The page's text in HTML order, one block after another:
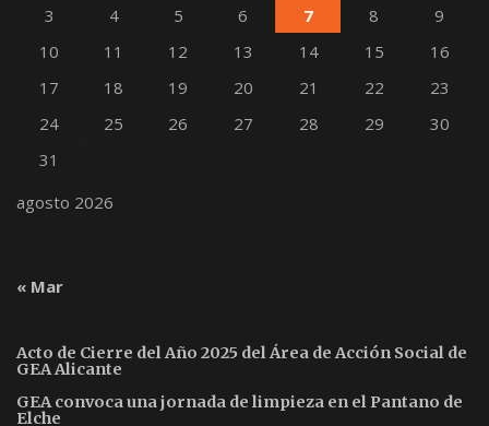
agosto 2026
3
4 5 6 7 8
9
10
11 12 13 14 15
16
17
18 19 20 21 22
23
24
25 26 27 28 29
30
31
« Mar
Acto de Cierre del Año 2025 del Área de Acción Social de
GEA Alicante
GEA convoca una jornada de limpieza en el Pantano de
Elche